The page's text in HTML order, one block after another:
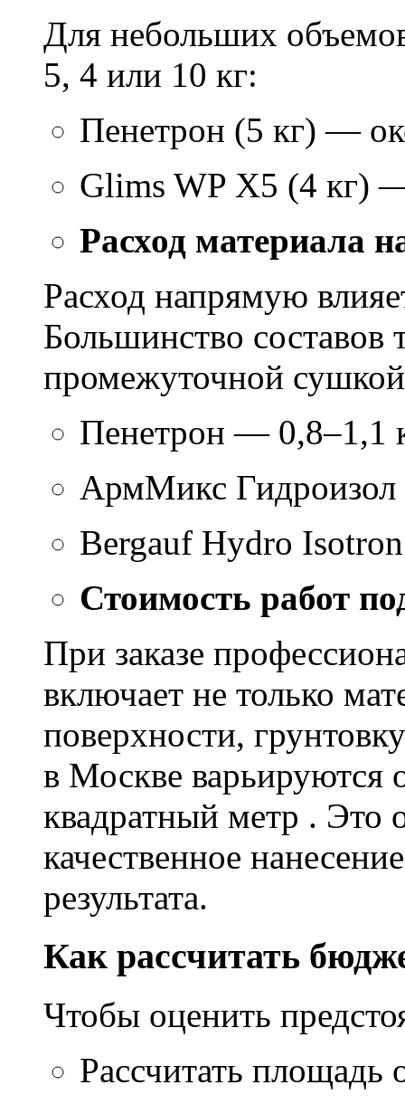
Для небольших
5, 4 или 10 кг:
Пенетрон (5 кг) —
Glims WP X5 (4 кг)
Расход материала
Расход напрямую
Большинство составов
промежуточной
Пенетрон — 0,8–1,1
АрмМикс
Bergauf Hydro
Стоимость работ
При заказе
включает не только
поверхности,
в Москве варьируются
квадратный метр . Это
качественное
результата.
Как рассчитать
Чтобы оценить
Рассчитать площадь